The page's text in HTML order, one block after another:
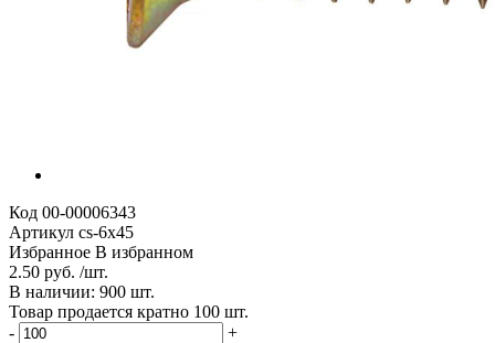
Код 00-00006343
Артикул cs-6х45
Избранное В избранном
2.50 руб. /шт.
В наличии: 900 шт.
Товар продается кратно 100 шт.
-
+